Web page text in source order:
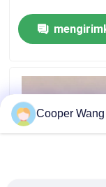
Hubungi kami
Permintaan
Bantalan Bola
Cooper Wang